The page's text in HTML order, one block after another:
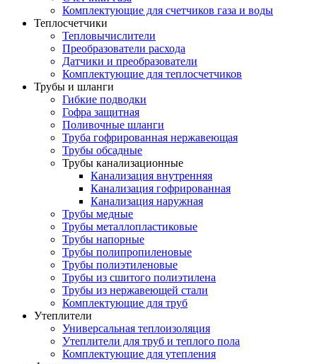
Комплектующие для счетчиков газа и воды
Теплосчетчики
Тепловычислители
Преобразователи расхода
Датчики и преобразователи
Комплектующие для теплосчетчиков
Трубы и шланги
Гибкие подводки
Гофра защитная
Поливочные шланги
Труба гофрированная нержавеющая
Трубы обсадные
Трубы канализационные
Канализация внутренняя
Канализация гофрированная
Канализация наружная
Трубы медные
Трубы металлопластиковые
Трубы напорные
Трубы полипропиленовые
Трубы полиэтиленовые
Трубы из сшитого полиэтилена
Трубы из нержавеющей стали
Комплектующие для труб
Утеплители
Универсальная теплоизоляция
Утеплители для труб и теплого пола
Комплектующие для утепления